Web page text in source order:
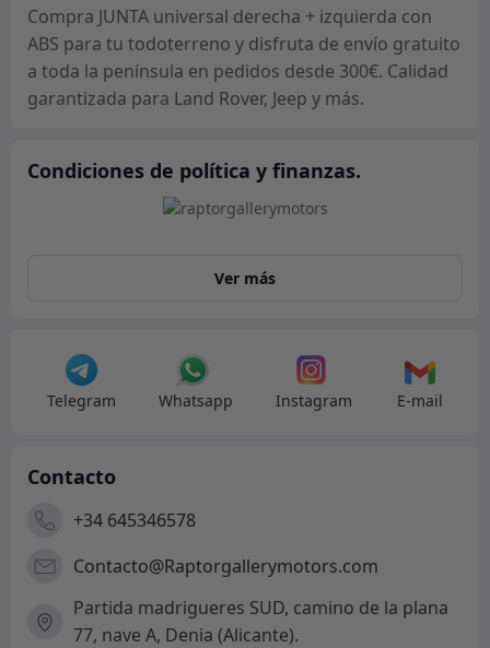
Compra JUNTA universal derecha + izquierda con
ABS para tu todoterreno y disfruta de envío gratuito
a toda la península en pedidos desde 300€. Calidad
garantizada para Land Rover, Jeep y más.
Condiciones de política y finanzas.
Ver más
Telegram Whatsapp Instagram E-mail
Contacto
+34 645346578
Contacto@Raptorgallerymotors.com
Partida madrigueres SUD, camino de la plana
77, nave A, Denia (Alicante).